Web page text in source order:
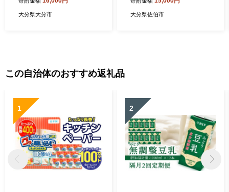
保存 新鮮 乳飲料 健康 コーヒ
ー ミルク 牛乳 I07001
大分県大分市
製品 防災 常温 常温保存 大分
県 佐伯市 【GT01】【九州乳
大分県佐伯市
この自治体のおすすめ返礼品
1 2